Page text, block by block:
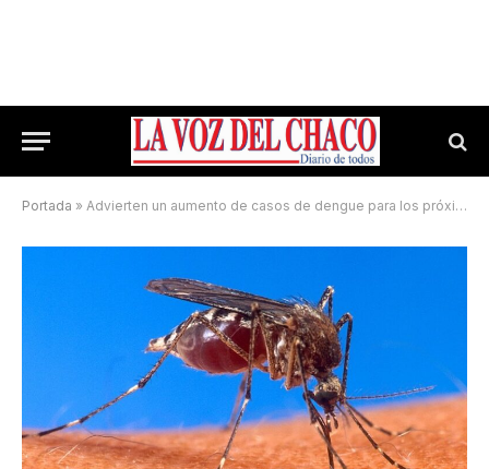
Portada » Advierten un aumento de casos de dengue para los próximos meses